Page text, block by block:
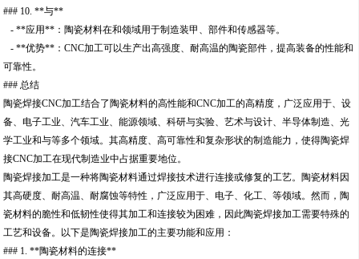
### 10. **与**
- **应用**：陶瓷材料在和领域用于制造装甲、部件和传感器等。
- **优势**：CNC加工可以生产出高强度、耐高温的陶瓷部件，提高装备的性能和
可靠性。
### 总结
陶瓷焊接CNC加工结合了陶瓷材料的高性能和CNC加工的高精度，广泛应用于、设
备、电子工业、汽车工业、能源领域、科研与实验、艺术与设计、半导体制造、光
学工业和与等多个领域。其高精度、高可靠性和复杂形状的制造能力，使得陶瓷焊
接CNC加工在现代制造业中占据重要地位。
陶瓷焊接加工是一种将陶瓷材料通过焊接技术进行连接或修复的工艺。陶瓷材料因
其高硬度、耐高温、耐腐蚀等特性，广泛应用于、电子、化工、等领域。然而，陶
瓷材料的脆性和低韧性使得其加工和连接较为困难，因此陶瓷焊接加工需要特殊的
工艺和设备。以下是陶瓷焊接加工的主要功能和应用：
### 1. **陶瓷材料的连接**